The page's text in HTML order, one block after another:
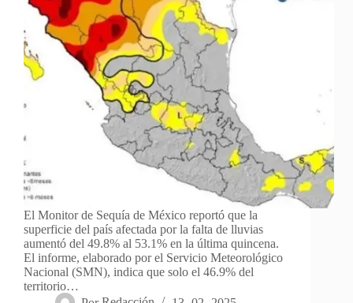
El Monitor de Sequía de México reportó que la
superficie del país afectada por la falta de lluvias
aumentó del 49.8% al 53.1% en la última quincena.
El informe, elaborado por el Servicio Meteorológico
Nacional (SMN), indica que solo el 46.9% del
territorio…